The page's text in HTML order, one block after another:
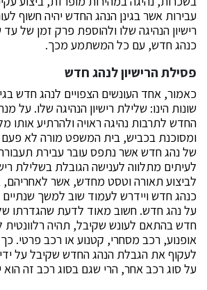
עבירות אשר בגינן הנהג החדש יהיה חשוף
רישיון הנהיגה שלו ולהוספת פרק זמן של
כנהג חדש, עם כל המשתמע מכך.
פסילת הרישיון לנהג חדש
כאמור, אחד העונשים הצפויים לנהג חדש
שונות הינו: שלילת רישיון הנהיגה שלו. על
החדש לתרבות נהיגה ראויה ולהרתיע אותו
ומסוכנת בכביש, בית המשפט מורה לא פעם
של נהג חדש אשר נתפס עובר עבירת
לעיתים מתלווה לענישה הגובלת בשלילת
לביצוע תאורה וטסט מחדש, אשר לאחריהם,
כנהג חדש ויידרש לעמוד שוב למשך
על נהג חדש. חשוב מאוד לדעת שהגדרתו
חדש בהתאם לעונש שקיבל, תהיה רלוונטית
אופנוע, רכב מסחרי, קטנוע או רכב פרטי.
לעקוף את הגבלת הנהג החדש שקיבל על ידי
על סוג רכב אחר, הרי שגם בסוג רכב זה הוא